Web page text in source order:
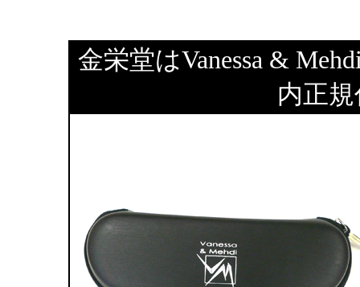
金栄堂はVanessa &
内正